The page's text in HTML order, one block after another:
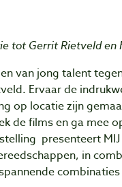
tot Gerrit Rietveld en
van jong talent
Ervaar de
op locatie zijn
de films en ga mee
presenteert
in